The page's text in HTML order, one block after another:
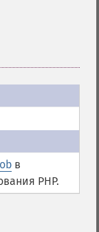
в
PHP.